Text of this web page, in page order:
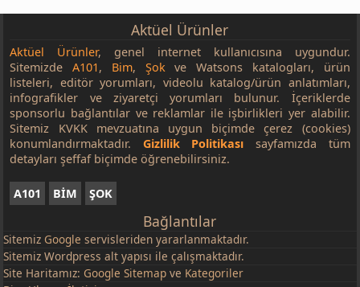
Aktüel Ürünler
Aktüel Ürünler, genel internet kullanıcısına uygundur.
SitemizdeA101, Bim, Şokve Watsons katalogları, ürün
listeleri, editör yorumları, videolu katalog/ürün anlatımları,
infografikler ve ziyaretçi yorumları bulunur. İçeriklerde
sponsorlu bağlantılar ve reklamlar ile işbirlikleri yer alabilir.
Sitemiz KVKK mevzuatına uygun biçimde çerez (cookies)
konumlandırmaktadır. Gizlilik Politikası sayfamızda tüm
detayları şeffaf biçimde öğrenebilirsiniz.
A101 BİM ŞOK
Bağlantılar
Sitemiz Google servisleriden yararlanmaktadır.
Sitemiz Wordpress alt yapısı ile çalışmaktadır.
Site Haritamız: Google Sitemap ve Kategoriler